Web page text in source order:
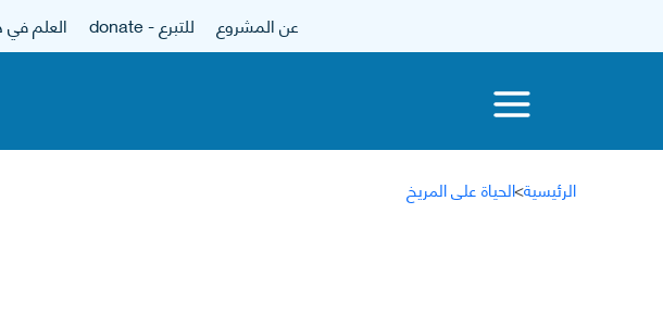
عن المشروع للتبرع - donate العلم في
الرئيسية>الحياة على المريخ